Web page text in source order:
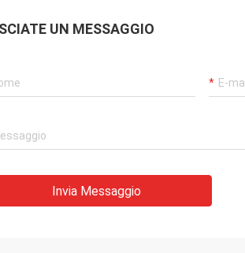
UN MESSAGGIO
Invia Messaggio